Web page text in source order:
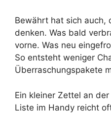
Bewährt hat sich auch,
denken. Was bald
vorne. Was neu
So entsteht weniger
Überraschungspakete
Ein kleiner Zettel an
Liste im Handy reicht